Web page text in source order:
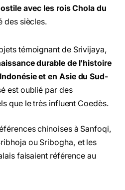
avec les rois Chola du
des siècles.
témoignant de Srivijaya,
durable de l’histoire
et en Asie du Sud-
est oublié par des
que le très influent Coedès.
chinoises à Sanfoqi,
ou Sribogha, et les
faisaient référence au